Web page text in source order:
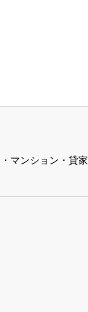
マンション・貸家